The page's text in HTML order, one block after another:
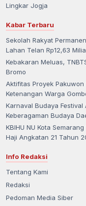
Lingkar Jogja
Kabar Terbaru
Sekolah Rakyat
Lahan Telan Rp12,63
Kebakaran Meluas,
Bromo
Aktifitas Proyek
Ketenangan Warga
Karnaval Budaya
Keberagaman Budaya
KBIHU NU Kota
Haji Angkatan 21 Tahun
Info Redaksi
Tentang Kami
Redaksi
Pedoman Media Siber